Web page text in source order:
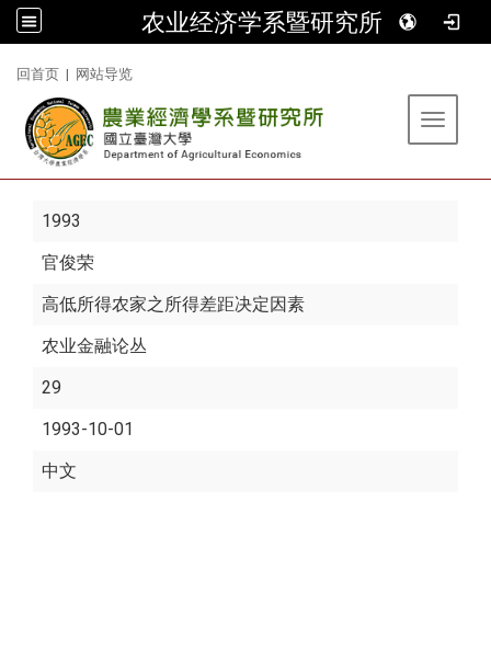
农业经济学系暨研究所
回首页 | 网站导览
Toggle
1993
官俊荣
高低所得农家之所得差距决定因素
农业金融论丛
29
1993-10-01
中文